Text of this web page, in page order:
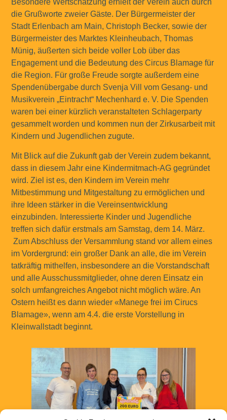
Besondere Wertschätzung erhielt der Verein auch durch
die Grußworte zweier Gäste. Der Bürgermeister der
Stadt Erlenbach am Main, Christoph Becker, sowie der
Bürgermeister des Marktes Kleinheubach, Thomas
Münig, äußerten sich beide voller Lob über das
Engagement und die Bedeutung des Circus Blamage für
die Region. Für große Freude sorgte außerdem eine
Spendenübergabe durch Svenja Vill vom Gesang- und
Musikverein „Eintracht“ Mechenhard e. V. Die Spenden
waren bei einer kürzlich veranstalteten Schlagerparty
gesammelt worden und kommen nun der Zirkusarbeit mit
Kindern und Jugendlichen zugute.
Mit Blick auf die Zukunft gab der Verein zudem bekannt,
dass in diesem Jahr eine Kindermitmach-AG gegründet
wird. Ziel ist es, den Kindern im Verein mehr
Mitbestimmung und Mitgestaltung zu ermöglichen und
ihre Ideen stärker in die Vereinsentwicklung
einzubinden. Interessierte Kinder und Jugendliche
treffen sich dafür erstmals am Samstag, dem 14. März.
Zum Abschluss der Versammlung stand vor allem eines
im Vordergrund: ein großer Dank an alle, die im Verein
tatkräftig mithelfen, insbesondere an die Vorstandschaft
und alle Ausschussmitglieder, ohne deren Einsatz ein
solch umfangreiches Angebot nicht möglich wäre. An
Ostern heißt es dann wieder «Manege frei im Cirucs
Blamage», wenn am 4.4. die erste Vorstellung in
Kleinwallstadt beginnt.